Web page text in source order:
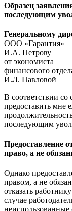
Образец
последующим
Генеральному
ООО «Гарантия»
И.А. Петрову
от экономиста
финансового
И.Л. Павловой
В соответствии со
предоставить мне
последующим
Предоставление
право, а не
Однако
правом, а не
отказать
случае